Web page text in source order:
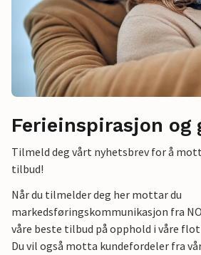
Ferieinspirasjon og
Tilmeld deg vårt nyhetsbrev for å
tilbud!
Når du tilmelder deg her mottar du
markedsføringskommunikasjon fra
våre beste tilbud på opphold i våre
Du vil også motta kundefordeler fra